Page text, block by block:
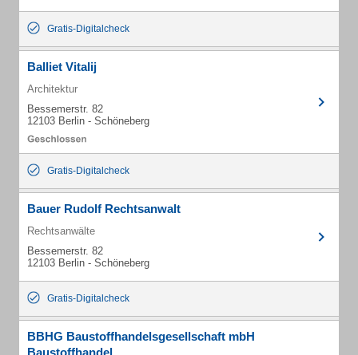
Gratis-Digitalcheck
Balliet Vitalij
Architektur
Bessemerstr. 82
12103 Berlin - Schöneberg
Gratis-Digitalcheck
Bauer Rudolf Rechtsanwalt
Rechtsanwälte
Bessemerstr. 82
12103 Berlin - Schöneberg
Gratis-Digitalcheck
BBHG Baustoffhandelsgesellschaft mbH
Baustoffhandel